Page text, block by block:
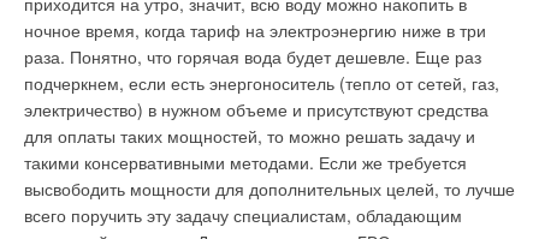
ночное время, когда тариф на электроэнергию ниже в три
раза. Понятно, что горячая вода будет дешевле. Еще раз
подчеркнем, если есть энергоноситель (тепло от сетей, газ,
электричество) в нужном объеме и присутствуют средства
для оплаты таких мощностей, то можно решать задачу и
такими консервативными методами. Если же требуется
высвободить мощности для дополнительных целей, то лучше
всего поручить эту задачу специалистам, обладающим
Двухконтурные Luna 3 Comfort HT снабжены раздельными
пластинчатыми теплообменниками ГВС, а одноконтурные
модели получают встроенный трехходовой клапан. Наличие
в Nuvola3 Comfort HT встроенного 60литрового бойлера
обеспечивают 450 л горячей воды в течение первых 30
09-04-2012
Vodomer
Эффективный способ уменьшения домовых небалансов -
периодическая проверка (не поверка !) состояния водосчетчиков,
оценка их погрешности и работоспособности на минимальном
расходе, вывод неисправных счетчиков из эксплуатации. Такую работу
МИ 2997-2006 позволяет организовать такую проверку при помощи
недорогих весов, которые стоят всего около 5 тыс.руб.
Комментарий полезен?